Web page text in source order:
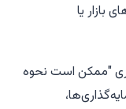
بازار یا
"ممکن است نحوه